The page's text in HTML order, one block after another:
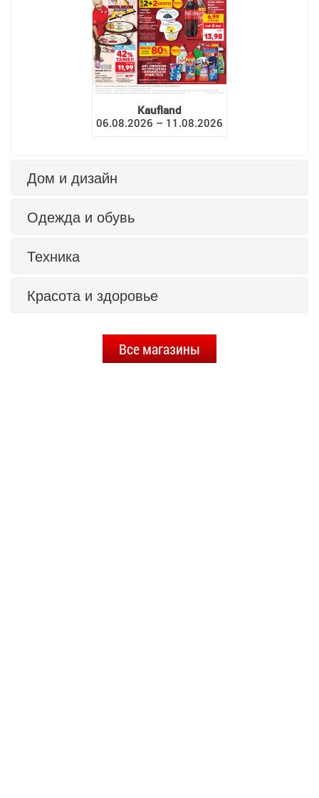
Kaufland
06.08.2026 – 11.08.2026
Дом и дизайн
Одежда и обувь
Техника
Красота и здоровье
Все магазины